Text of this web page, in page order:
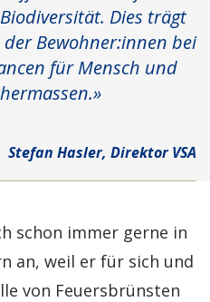
Dies trägt
Bewohner:innen bei
für Mensch und
Stefan Hasler, Direktor VSA
schon immer gerne in
an, weil er für sich und
von Feuersbrünsten